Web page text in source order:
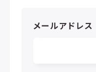
メールアドレス